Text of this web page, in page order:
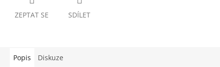
ZEPTAT SE SDÍLET
Popis Diskuze